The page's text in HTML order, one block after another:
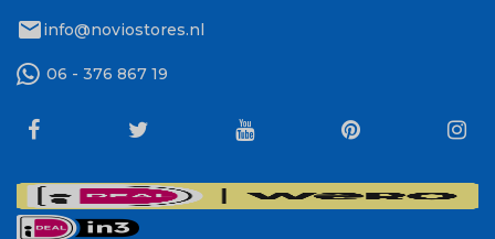
mailinfo@noviostores.nl
06 - 376 867 19